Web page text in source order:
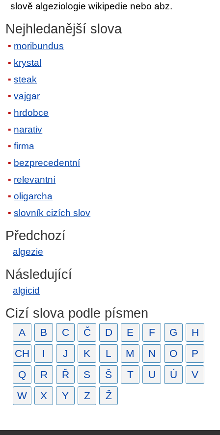
slově algeziologie wikipedie nebo abz.
Nejhledanější slova
moribundus
krystal
steak
vajgar
hrdobce
narativ
firma
bezprecedentní
relevantní
oligarcha
slovník cizích slov
Předchozí
algezie
Následující
algicid
Cizí slova podle písmen
A B C Č D E F G
H
CH
I J K L M N O
P
Q
R Ř S Š T U Ú
V
W
X Y Z Ž